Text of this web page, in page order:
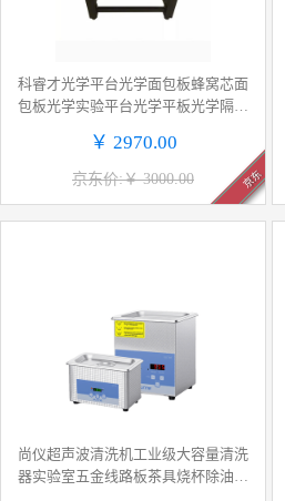
科睿才光学平台光学面包板蜂窝芯面
包板光学实验平台光学平板光学隔振
￥ 2970.00
京东价:￥ 3000.00 京东
尚仪超声波清洗机工业级大容量清洗
器实验室五金线路板茶具烧杯除油锈